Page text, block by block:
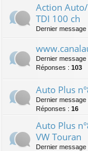
Action
TDI 100 ch
Dernier message
Dernier message
Réponses : 103
Auto Plus
Dernier message
Réponses : 16
Auto Plus
VW Touran
Dernier message